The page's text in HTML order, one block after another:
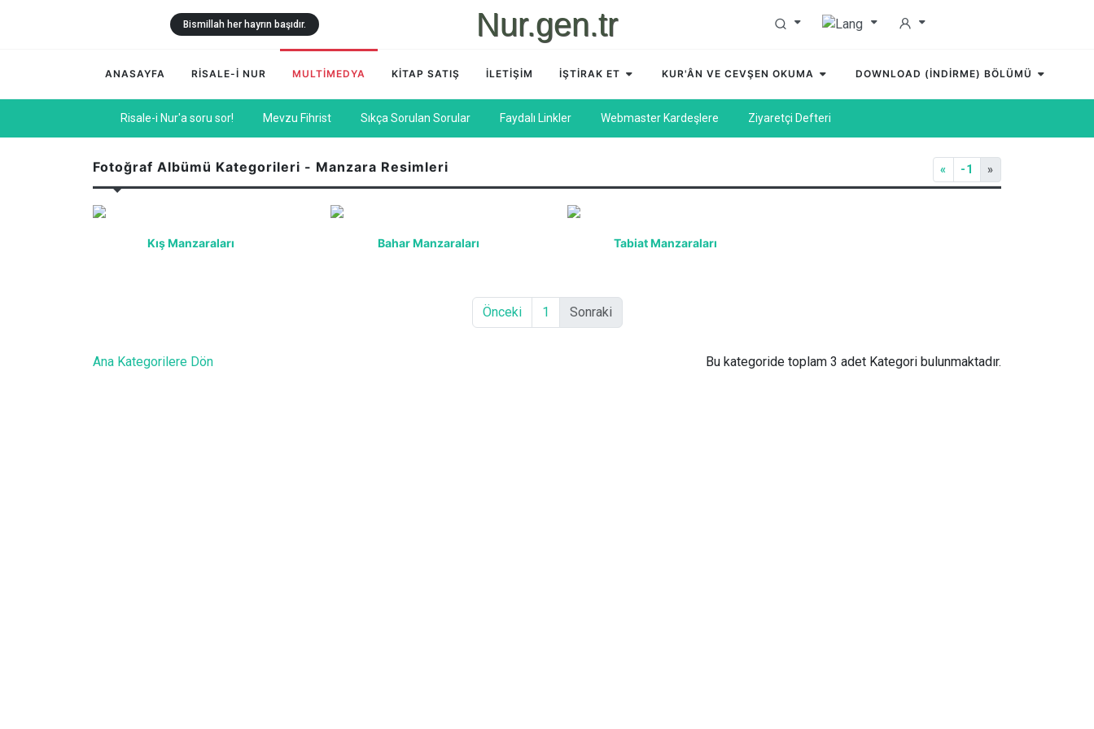
Nur.gen.tr
Bismillah her hayrın başıdır.
ANASAYFA RİSALE-İ NUR MULTİMEDYA KİTAP SATIŞ İLETİŞİM İŞTİRAK ET KUR'ÂN VE CEVŞEN OKUMA DOWNLOAD (İNDİRME) BÖLÜMÜ
Risale-i Nur'a soru sor! Mevzu Fihrist Sıkça Sorulan Sorular Faydalı Linkler Webmaster Kardeşlere Ziyaretçi Defteri
Fotoğraf Albümü Kategorileri - Manzara Resimleri « -1 »
Kış Manzaraları Bahar Manzaraları Tabiat Manzaraları
Önceki 1 Sonraki
Ana Kategorilere Dön Bu kategoride toplam 3 adet Kategori bulunmaktadır.